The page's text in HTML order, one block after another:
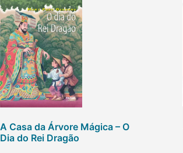
A Casa da Árvore Mágica – O
Dia do Rei Dragão